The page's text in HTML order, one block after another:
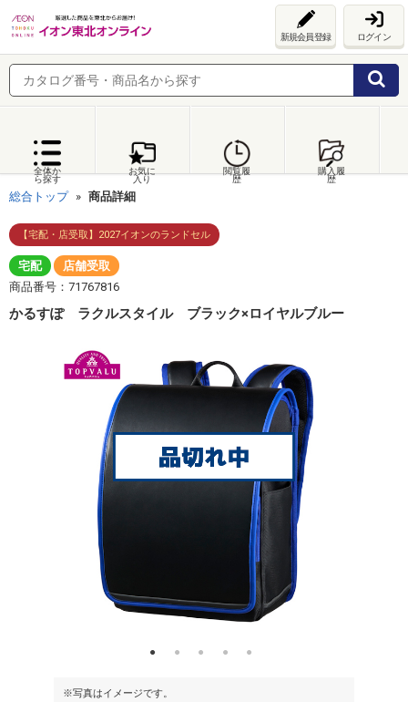
新規会員登録 ログイン
全体か
ら探す
お気に
入り
閲覧履
歴
購入履
歴
総合トップ 商品詳細
【宅配・店受取】2027イオンのランドセル
宅配
店舗受取
商品番号：71767816
かるすぽ ラクルスタイル ブラック×ロイヤルブルー
※写真はイメージです。